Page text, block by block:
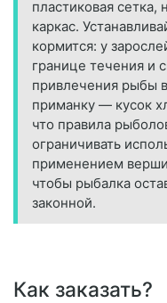
пластиковая сетка,
каркас.
кормится: у
границе течения и
привлечения рыбы
приманку — кусок
что правила
ограничивать
применением
чтобы рыбалка
законной.
Как заказать?